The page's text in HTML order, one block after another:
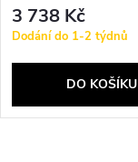
3 738 Kč
Dodání do 1-2 týdnů
DO KOŠÍKU